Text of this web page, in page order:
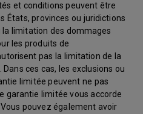
et conditions peuvent être
États, provinces ou juridictions
la limitation des dommages
les produits de
pas la limitation de la
ces cas, les exclusions ou
limitée peuvent ne pas
garantie limitée vous accorde
pouvez également avoir